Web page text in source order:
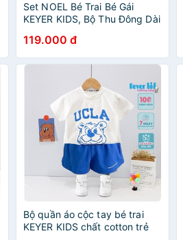
Set NOEL Bé Trai Bé Gái
KEYER KIDS, Bộ Thu Đông Dài
Giáng Sinh Noel Dễ Thương
TD05
119.000 đ
Bộ quần áo cộc tay bé trai
KEYER KIDS chất cotton trẻ